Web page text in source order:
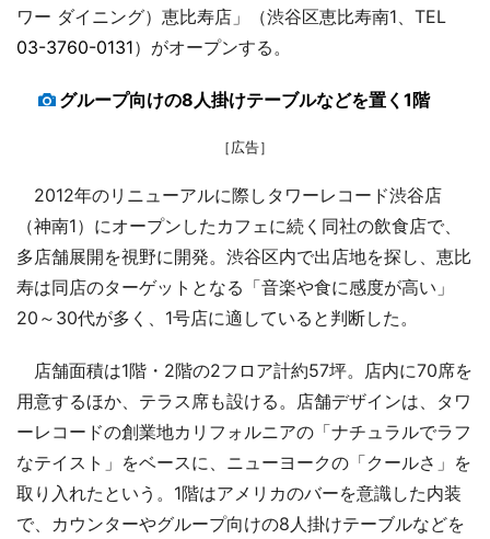
ワー ダイニング）恵比寿店」（渋谷区恵比寿南1、TEL
03-3760-0131）がオープンする。
グループ向けの8人掛けテーブルなどを置く1階
［広告］
2012年のリニューアルに際しタワーレコード渋谷店
（神南1）にオープンしたカフェに続く同社の飲食店で、
多店舗展開を視野に開発。渋谷区内で出店地を探し、恵比
寿は同店のターゲットとなる「音楽や食に感度が高い」
20～30代が多く、1号店に適していると判断した。
店舗面積は1階・2階の2フロア計約57坪。店内に70席を
用意するほか、テラス席も設ける。店舗デザインは、タワ
ーレコードの創業地カリフォルニアの「ナチュラルでラフ
なテイスト」をベースに、ニューヨークの「クールさ」を
取り入れたという。1階はアメリカのバーを意識した内装
で、カウンターやグループ向けの8人掛けテーブルなどを